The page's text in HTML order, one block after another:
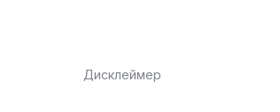
Дисклеймер